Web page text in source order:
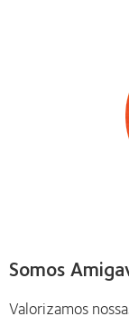
Somos
Valorizamos